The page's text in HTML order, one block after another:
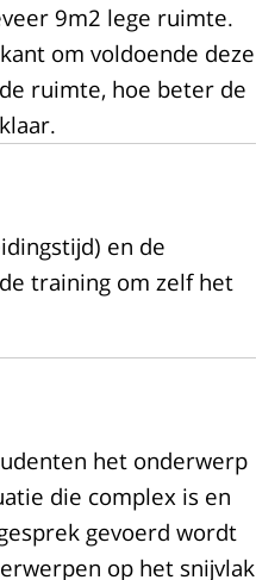
9m2 lege ruimte.
om voldoende deze
ruimte, hoe beter de
en de
training om zelf het
het onderwerp
die complex is en
gevoerd wordt
op het snijvlak